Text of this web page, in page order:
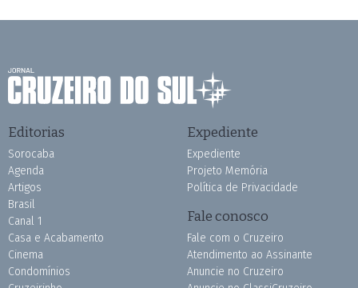
Editorias
Sorocaba
Agenda
Artigos
Brasil
Canal 1
Casa e Acabamento
Cinema
Condomínios
Expediente
Expediente
Projeto Memória
Política de Privacidade
Fale conosco
Fale com o Cruzeiro
Atendimento ao Assinante
Anuncie no Cruzeiro